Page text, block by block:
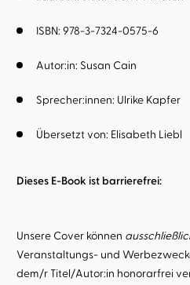
Übersetzt von: Elisabeth Liebl
ISBN: 978-3-7324-0575-6
Autor:in: Susan Cain
Sprecher:innen: Ulrike Kapfer
Dieses E-Book ist barrierefrei:
Unsere Cover können
Veranstaltungs- und
dem/r Titel/Autor:in honorarfrei